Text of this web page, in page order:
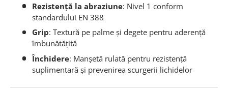
Rezistență la abraziune: Nivel 1 conform
standardului EN 388
Grip: Textură pe palme și degete pentru aderență
îmbunătățită
Închidere: Manșetă rulată pentru rezistență
suplimentară și prevenirea scurgerii lichidelor